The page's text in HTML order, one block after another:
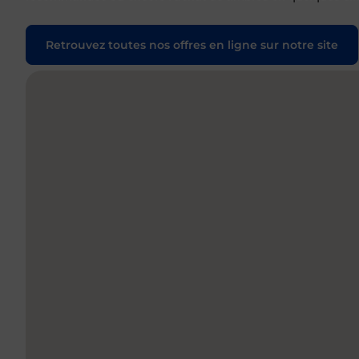
Retrouvez toutes nos offres en ligne sur notre site